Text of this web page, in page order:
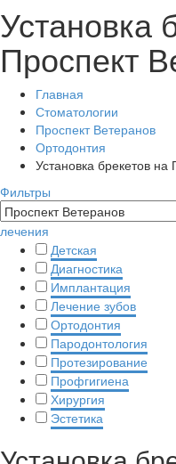
Установка
Проспект
Главная
Стоматологии
Проспект Ветеранов
Ортодонтия
Установка брекетов на
Фильтры
лечения
Детская
Диагностика
Имплантация
Лечение зубов
Ортодонтия
Пародонтология
Протезирование
Профгигиена
Хирургия
Эстетика